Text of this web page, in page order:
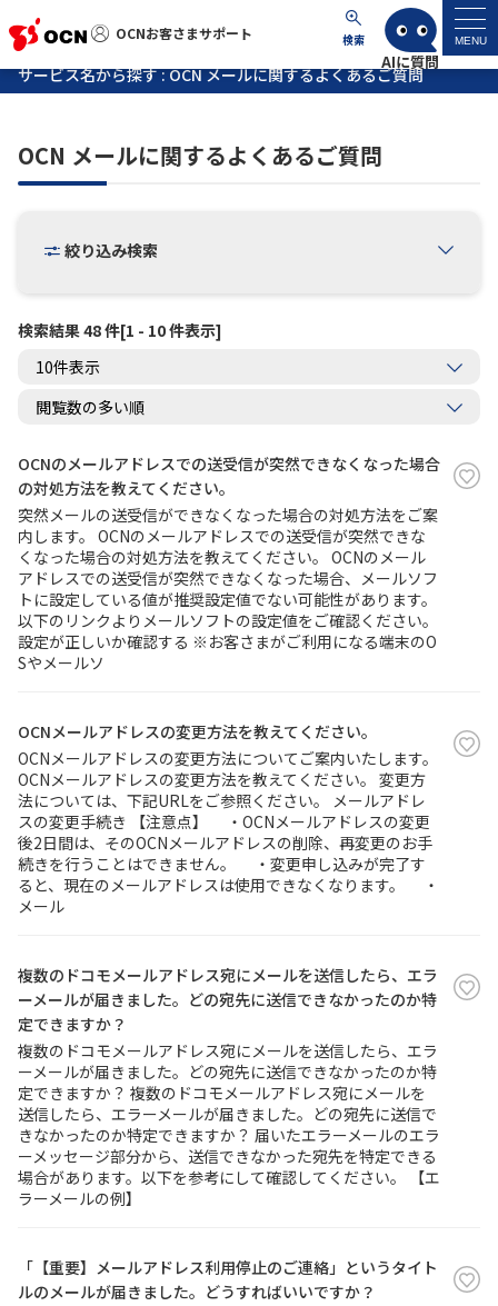
OCNお客さまサポート 検索 MENU
OCNお客さまサポート
マイページ
サポートトップ
よくあるご質問
工事・故障情報
お問い合わせ
履歴・お気に入り
お知らせ サポートサイトの使い方
NTTドコモビジネスのお客さ
OCN サービス一覧
サービス名から探す : OCN メールに関するよくあるご質問
OCN メールに関するよくあるご質問
絞り込み検索
検索結果 48 件[1 - 10 件表示]
OCNのメールアドレスでの送受信が突然できなくなった場合
の対処方法を教えてください。
突然メールの送受信ができなくなった場合の対処方法をご案
内します。 OCNのメールアドレスでの送受信が突然できな
くなった場合の対処方法を教えてください。 OCNのメール
アドレスでの送受信が突然できなくなった場合、メールソフ
トに設定している値が推奨設定値でない可能性があります。
以下のリンクよりメールソフトの設定値をご確認ください。
設定が正しいか確認する ※お客さまがご利用になる端末のO
Sやメールソ
OCNメールアドレスの変更方法を教えてください。
OCNメールアドレスの変更方法についてご案内いたします。
OCNメールアドレスの変更方法を教えてください。 変更方
法については、下記URLをご参照ください。 メールアドレ
スの変更手続き 【注意点】 ・OCNメールアドレスの変更
後2日間は、そのOCNメールアドレスの削除、再変更のお手
続きを行うことはできません。 ・変更申し込みが完了す
ると、現在のメールアドレスは使用できなくなります。 ・
メール
複数のドコモメールアドレス宛にメールを送信したら、エラ
ーメールが届きました。どの宛先に送信できなかったのか特
定できますか？
複数のドコモメールアドレス宛にメールを送信したら、エラ
ーメールが届きました。どの宛先に送信できなかったのか特
定できますか？ 複数のドコモメールアドレス宛にメールを
送信したら、エラーメールが届きました。どの宛先に送信で
きなかったのか特定できますか？ 届いたエラーメールのエラ
ーメッセージ部分から、送信できなかった宛先を特定できる
場合があります。以下を参考にして確認してください。 【エ
ラーメールの例】
「【重要】メールアドレス利用停止のご連絡」というタイト
ルのメールが届きました。どうすればいいですか？